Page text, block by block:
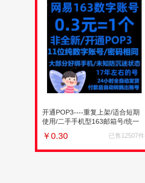
开通POP3----重复上架/适合短期
使用/二手手机型163邮箱号/统一
手机/未知防沉迷
￥ 0.30 已售12507件